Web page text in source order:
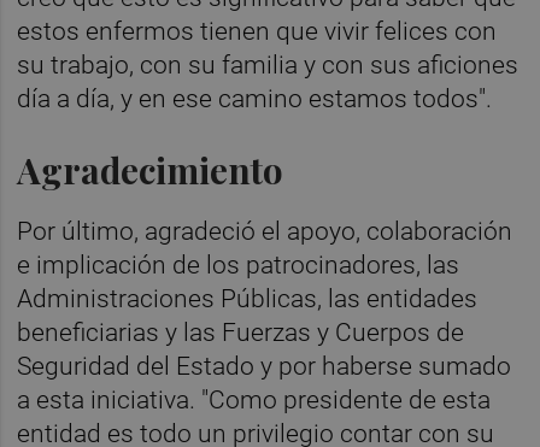
estos enfermos tienen que vivir felices con
su trabajo, con su familia y con sus aficiones
día a día, y en ese camino estamos todos".
Agradecimiento
Por último, agradeció el apoyo, colaboración
e implicación de los patrocinadores, las
Administraciones Públicas, las entidades
beneficiarias y las Fuerzas y Cuerpos de
Seguridad del Estado y por haberse sumado
a esta iniciativa. "Como presidente de esta
entidad es todo un privilegio contar con su